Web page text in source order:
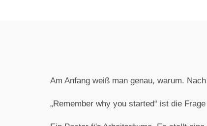
Am Anfang weiß man genau, warum.
„Remember why you started“ ist die